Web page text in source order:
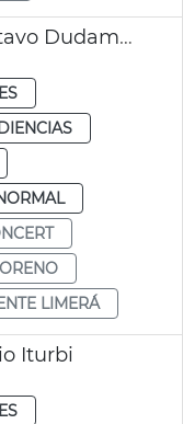
Concert extraordinari Gustavo Dudamel Palau de la Música de València
LIMERÁ
Iturbi